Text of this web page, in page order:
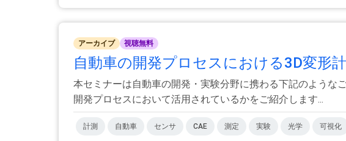
アーカイブ 視聴無料
自動車の開発プロセスにおける3D変形
本セミナーは自動車の開発・実験分野に携わる下記のような
開発プロセスにおいて活用されているかをご紹介します...
計測 自動車 センサ CAE 測定 実験 光学 可視化